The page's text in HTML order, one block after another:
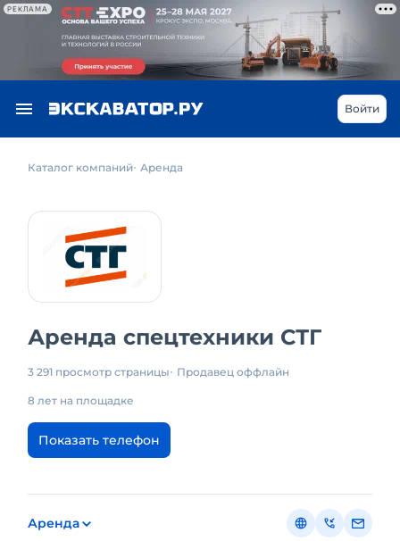
РЕКЛАМА
Войти
Каталог компаний Аренда
Аренда спецтехники СТГ
3 291 просмотр страницы Продавец оффлайн
8 лет на площадке
Показать телефон
Аренда